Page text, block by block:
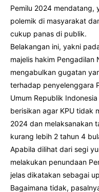
Pemilu 2024 mendatang,
polemik di masyarakat
cukup panas di publik.
Belakangan ini, yakni
majelis hakim
mengabulkan gugatan
terhadap penyelenggara
Umum Republik
berisikan agar KPU tidak
2024 dan melaksanakan
kurang lebih 2 tahun 4
Apabila dilihat dari segi
melakukan penundaan
jelas dikatakan sebagai
Bagaimana tidak,